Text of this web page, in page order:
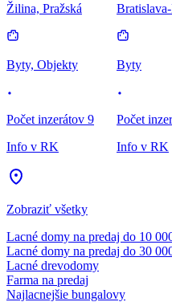
Žilina, Pražská
Byty, Objekty
Počet inzerátov 9
Info v RK
Byty
Počet
Info v RK
Zobraziť všetky
Lacné domy na predaj do 10
Lacné domy na predaj do 30
Lacné drevodomy
Farma na predaj
Najlacnejšie bungalovy